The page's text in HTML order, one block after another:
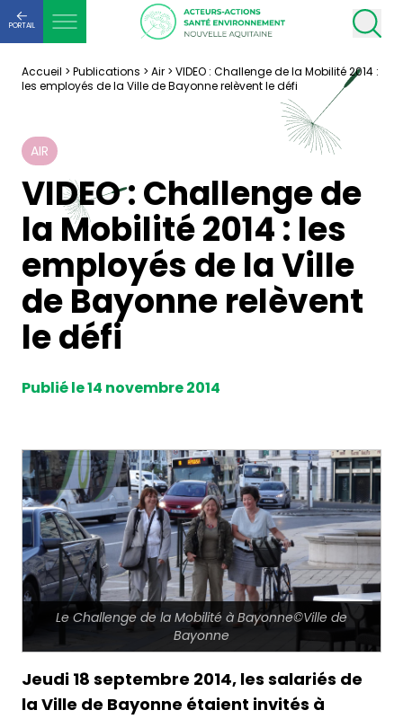
PORTAIL
Accueil > Publications > Air > VIDEO : Challenge de la Mobilité 2014 :
les employés de la Ville de Bayonne relèvent le défi
AIR
VIDEO : Challenge de
la Mobilité 2014 : les
employés de la Ville
de Bayonne relèvent
le défi
Publié le 14 novembre 2014
Le Challenge de la Mobilité à Bayonne©Ville de
Bayonne
Jeudi 18 septembre 2014, les salariés de
la Ville de Bayonne étaient invités à